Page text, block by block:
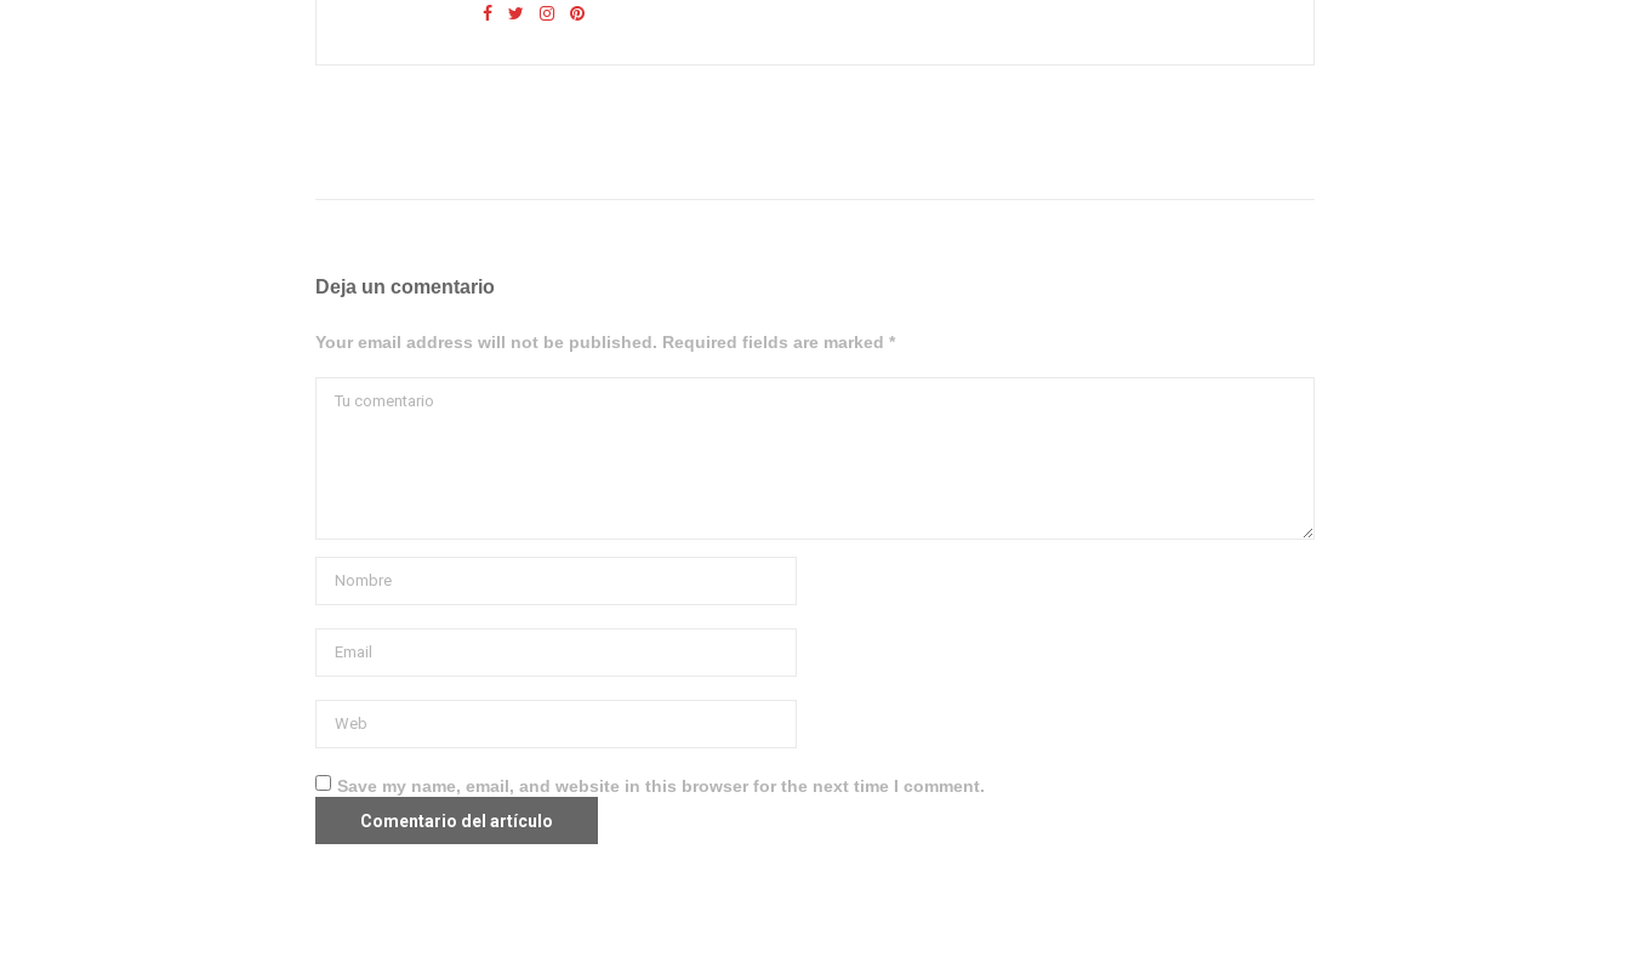
Deja un comentario
Your email address will not be published. Required fields are marked *
Save my name, email, and website in this browser for the next time I comment.